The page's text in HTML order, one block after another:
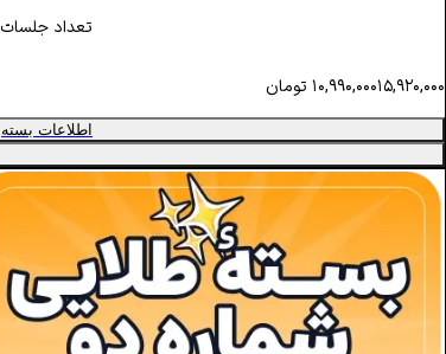
تعداد جلسات
۱۵,۹۲۰,۰۰۰۱۰,۹۹۰,۰۰۰ تومان
اطلاعات بسته